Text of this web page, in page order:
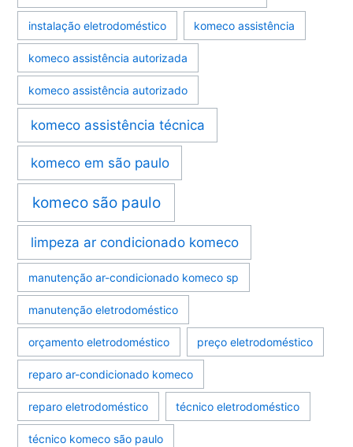
instalação eletrodoméstico komeco assistência
komeco assistência autorizada
komeco assistência autorizado
komeco assistência técnica
komeco em são paulo
komeco são paulo
limpeza ar condicionado komeco
manutenção ar-condicionado komeco sp
manutenção eletrodoméstico
orçamento eletrodoméstico preço eletrodoméstico
reparo ar-condicionado komeco
reparo eletrodoméstico técnico eletrodoméstico
técnico komeco são paulo